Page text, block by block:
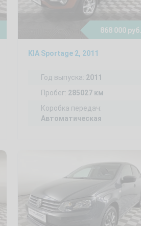
868 000 руб.
KIA Sportage 2, 2011
Год выпуска: 2011
Пробег: 285027 км
Коробка передач:
Автоматическая